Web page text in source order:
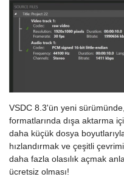
VSDC 8.3'ün yeni
formatlarında dışa aktarma
daha küçük dosya
hızlandırmak ve çeşitli
daha fazla olasılık açmak
ücretsiz olması!